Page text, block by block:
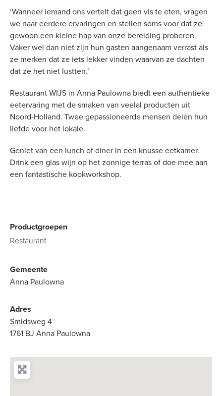
‘Wanneer iemand ons vertelt dat geen vis te eten, vragen
we naar eerdere ervaringen en stellen soms voor dat ze
gewoon een kleine hap van onze bereiding proberen.
Vaker wel dan niet zijn hun gasten aangenaam verrast als
ze merken dat ze iets lekker vinden waarvan ze dachten
dat ze het niet lustten.’
Restaurant WIJS in Anna Paulowna biedt een authentieke
eetervaring met de smaken van veelal producten uit
Noord-Holland. Twee gepassioneerde mensen delen hun
liefde voor het lokale.
Geniet van een lunch of diner in een knusse eetkamer.
Drink een glas wijn op het zonnige terras of doe mee aan
een fantastische kookworkshop.
Productgroepen
Restaurant
Gemeente
Anna Paulowna
Adres
Smidsweg 4
1761 BJ Anna Paulowna